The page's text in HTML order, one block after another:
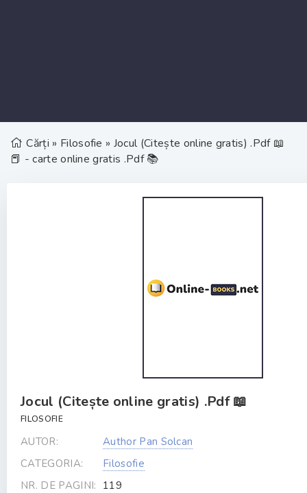
Cărți » Filosofie » Jocul (Citește online gratis) .Pdf 📖
📕 - carte online gratis .Pdf 📚
Jocul (Citește online gratis) .Pdf 📖
FILOSOFIE
AUTOR:
Author Pan Solcan
CATEGORIA:
Filosofie
NR. DE PAGINI: 119